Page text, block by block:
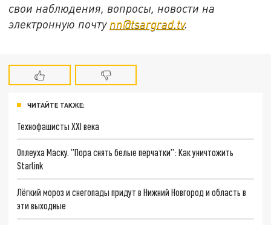
свои наблюдения, вопросы, новости на
электронную почту nn@tsargrad.tv.
ЧИТАЙТЕ ТАКЖЕ:
Технофашисты XXI века
Оплеуха Маску. "Пора снять белые перчатки": Как уничтожить
Starlink
Лёгкий мороз и снегопады придут в Нижний Новгород и область в
эти выходные